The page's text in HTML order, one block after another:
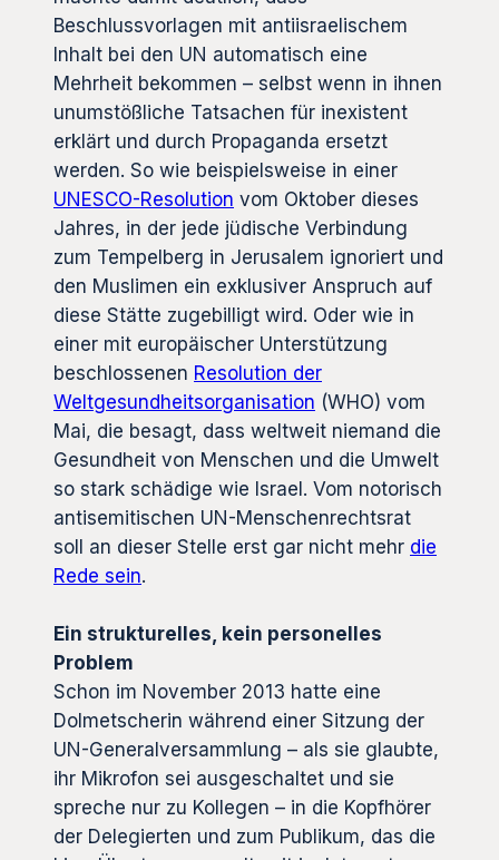
Beschlussvorlagen mit antiisraelischem
Inhalt bei den UN automatisch eine
Mehrheit bekommen – selbst wenn in ihnen
unumstößliche Tatsachen für inexistent
erklärt und durch Propaganda ersetzt
werden. So wie beispielsweise in einer
UNESCO-Resolution vom Oktober dieses
Jahres, in der jede jüdische Verbindung
zum Tempelberg in Jerusalem ignoriert und
den Muslimen ein exklusiver Anspruch auf
diese Stätte zugebilligt wird. Oder wie in
einer mit europäischer Unterstützung
beschlossenen Resolution der
Weltgesundheitsorganisation (WHO) vom
Mai, die besagt, dass weltweit niemand die
Gesundheit von Menschen und die Umwelt
so stark schädige wie Israel. Vom notorisch
antisemitischen UN-Menschenrechtsrat
soll an dieser Stelle erst gar nicht mehr die
Rede sein.
Ein strukturelles, kein personelles
Problem
Schon im November 2013 hatte eine
Dolmetscherin während einer Sitzung der
UN-Generalversammlung – als sie glaubte,
ihr Mikrofon sei ausgeschaltet und sie
spreche nur zu Kollegen – in die Kopfhörer
der Delegierten und zum Publikum, das die